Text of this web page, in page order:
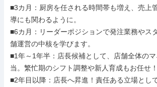
■3カ月：厨房を任される時間帯も増え、売上
導にも関わるように。
■6カ月：リーダーポジションで発注業務やス
舗運営の中核を学びます。
■1年～1年半：店長候補として、店舗全体の
当。繁忙期のシフト調整や新人育成もお任せ！
■2年目以降：店長へ昇進！責任ある立場とし